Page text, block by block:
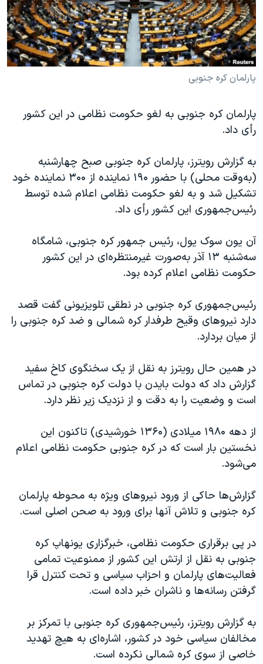
فرهنگ و زندگی
حقوق شهروندی
اقتصادی
علم و فناوری
گالری عکس
مستندها
انتخابات ریاست جمهوری آمریکا ۲۰۲۴
حمله جمهوری اسلامی به اسرائیل
رمز مهسا
اعتراضات زن، زندگی، آزادی
تریبونال مردمی آبان ۹۸
دادگاه حمید نوری
چهل سال گروگان‌گیری
اعتراضات مردمی آبان ۹۸
اسرائیل در جنگ
همایش محافظه‌کاران آمریکا «سی‌پک»
صفحه‌های ویژه
دنبال کنید
پارلمان کره جنوبی
پارلمان کره جنوبی به لغو حکومت نظامی در این کشور
رأی داد.
به گزارش رویترز، پارلمان کره جنوبی صبح چهارشنبه
(به‌وقت محلی) با حضور ۱۹۰ نماینده از ۳۰۰ نماینده خود
تشکیل شد و به لغو حکومت نظامی اعلام شده توسط
رئیس‌جمهوری این کشور رأی داد.
آن یون سوک یول، رئیس جمهور کره جنوبی، شامگاه
سه‌شنبه ۱۳ آذر به‌صورت غیرمنتظره‌ای در این کشور
حکومت نظامی اعلام کرده بود.
رئیس‌جمهوری کره جنوبی در نطقی تلویزیونی گفت قصد
دارد نیروهای وقیح طرفدار کره شمالی و ضد کره جنوبی را
از میان بردارد.
در همین حال رویترز به نقل از یک سخنگوی کاخ سفید
گزارش داد که دولت بایدن با دولت کره جنوبی در تماس
است و وضعیت را به دقت و از نزدیک زیر نظر دارد.
از دهه ۱۹۸۰ میلادی (۱۳۶۰ خورشیدی) تاکنون این
نخستین بار است که در کره جنوبی حکومت نظامی اعلام
می‌شود.
گزارش‌ها حاکی از ورود نیروهای ویژه به محوطه پارلمان
کره جنوبی و تلاش آنها برای ورود به صحن اصلی است.
در پی برقراری حکومت نظامی، خبرگزاری یونهاپ کره
جنوبی به نقل از ارتش این کشور از ممنوعیت تمامی
فعالیت‌های پارلمان و احزاب سیاسی و تحت کنترل قرا
گرفتن رسانه‌ها و ناشران خبر داده است.
به گزارش رویترز، رئیس‌جمهوری کره جنوبی با تمرکز بر
مخالفان سیاسی خود در کشور، اشاره‌ای به هیچ تهدید
خاصی از سوی کره شمالی نکرده است.